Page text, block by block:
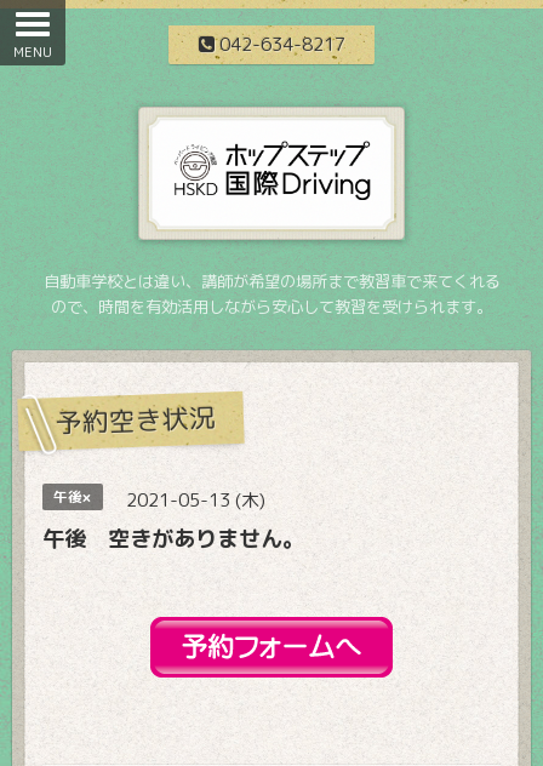
042-634-8217
自動車学校とは違い、講師が希望の場所まで教習車で来てくれる
ので、時間を有効活用しながら安心して教習を受けられます。
予約空き状況
午後× 2021-05-13 (木)
午後 空きがありません。